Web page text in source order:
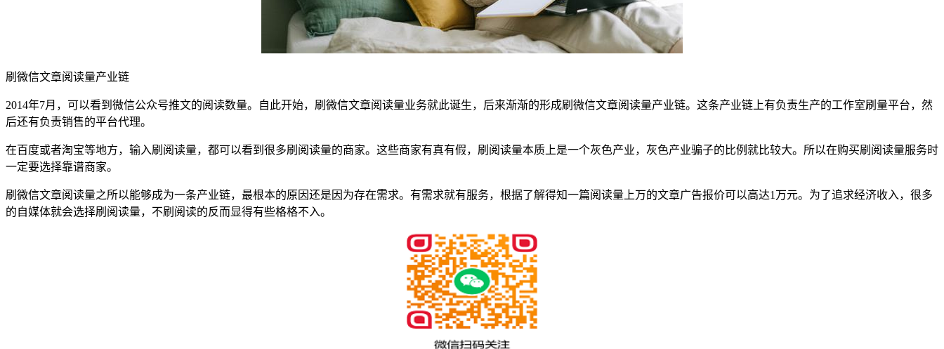
刷微信文章阅读量产业链
2014年7月，可以看到微信公众号推文的阅读数量。自此开始，刷微信文章阅读量业务就此诞生，后来渐渐的形成刷微信文章阅读量产业链。这条产业链上有负责生产的工作室刷量平台，然
后还有负责销售的平台代理。
在百度或者淘宝等地方，输入刷阅读量，都可以看到很多刷阅读量的商家。这些商家有真有假，刷阅读量本质上是一个灰色产业，灰色产业骗子的比例就比较大。所以在购买刷阅读量服务时
一定要选择靠谱商家。
刷微信文章阅读量之所以能够成为一条产业链，最根本的原因还是因为存在需求。有需求就有服务，根据了解得知一篇阅读量上万的文章广告报价可以高达1万元。为了追求经济收入，很多
的自媒体就会选择刷阅读量，不刷阅读的反而显得有些格格不入。